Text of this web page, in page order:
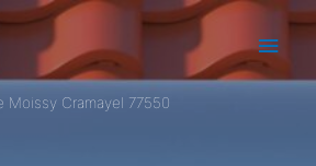
Moissy Cramayel 77550